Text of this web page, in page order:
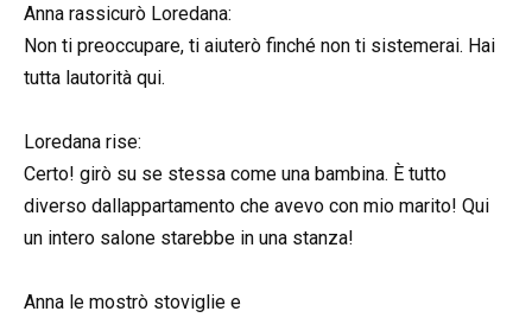
Anna rassicurò Loredana:
Non ti preoccupare, ti aiuterò finché non ti sistemerai. Hai
tutta lautorità qui.
Loredana rise:
Certo! girò su se stessa come una bambina. È tutto
diverso dallappartamento che avevo con mio marito! Qui
un intero salone starebbe in una stanza!
Anna le mostrò stoviglie e